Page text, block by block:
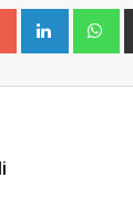
Google+ LinkedIn